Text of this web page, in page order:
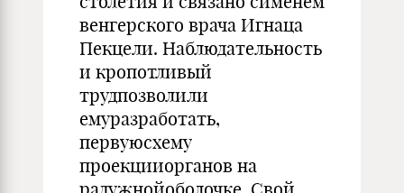
венгерского врача Игнаца
Пекцели. Наблюдательность
и кропотливый
трудпозволили
емуразработать,
первуюсхему
проекцииорганов на